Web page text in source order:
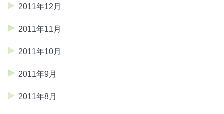
2011年12月
2011年11月
2011年10月
2011年9月
2011年8月